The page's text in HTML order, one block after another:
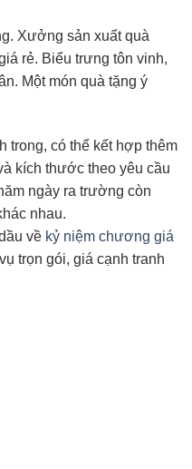
Xưởng sản xuất quà
rẻ. Biểu trưng tôn vinh,
Một món quà tặng ý
trong, có thể kết hợp thêm
kích thước theo yêu cầu
ngày ra trường còn
nhau.
về kỷ niệm chương giá
trọn gói, giá cạnh tranh